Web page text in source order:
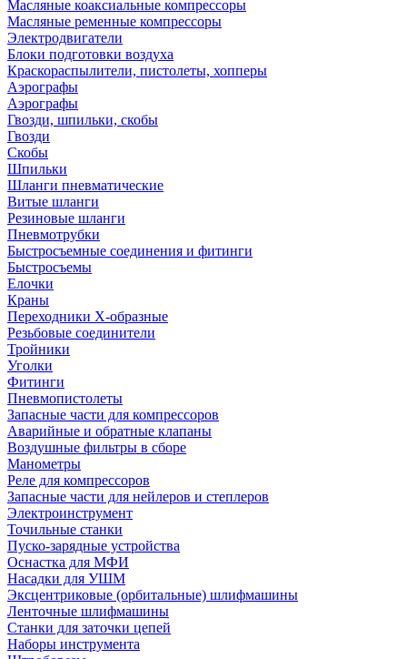
Масляные коаксиальные компрессоры
Масляные ременные компрессоры
Электродвигатели
Блоки подготовки воздуха
Краскораспылители, пистолеты, хопперы
Аэрографы
Аэрографы
Гвозди, шпильки, скобы
Гвозди
Скобы
Шпильки
Шланги пневматические
Витые шланги
Резиновые шланги
Пневмотрубки
Быстросъемные соединения и фитинги
Быстросъемы
Елочки
Краны
Переходники Х-образные
Резьбовые соединители
Тройники
Уголки
Фитинги
Пневмопистолеты
Запасные части для компрессоров
Аварийные и обратные клапаны
Воздушные фильтры в сборе
Манометры
Реле для компрессоров
Запасные части для нейлеров и степлеров
Электроинструмент
Точильные станки
Пуско-зарядные устройства
Оснастка для МФИ
Насадки для УШМ
Эксцентриковые (орбитальные) шлифмашины
Ленточные шлифмашины
Станки для заточки цепей
Наборы инструмента